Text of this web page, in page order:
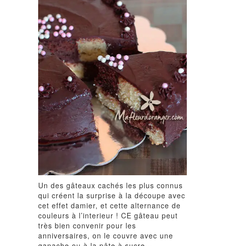
Un des gâteaux cachés les plus connus
qui créent la surprise à la découpe avec
cet effet damier, et cette alternance de
couleurs à l’interieur ! CE gâteau peut
très bien convenir pour les
anniversaires, on le couvre avec une